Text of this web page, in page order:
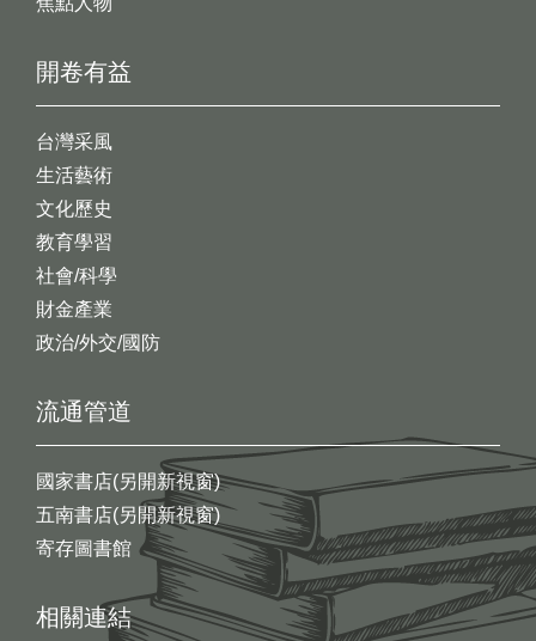
開卷有益
台灣采風
生活藝術
文化歷史
教育學習
社會/科學
財金產業
政治/外交/國防
流通管道
國家書店(另開新視窗)
五南書店(另開新視窗)
寄存圖書館
相關連結